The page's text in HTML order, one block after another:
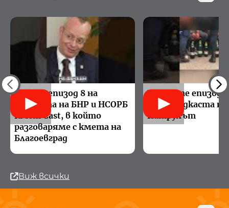
Вижте епизод 8 на
подкаста на БНР и НСОРБ
Кмет Cast, в който
разговаряме с кмета на
Благоевград
Гледайте епизод
видеоподкаста
Патрулът
Виж всички